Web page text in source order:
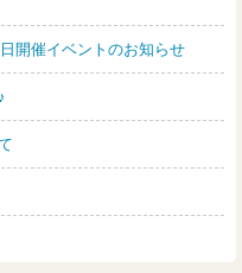
開催イベントのお知らせ